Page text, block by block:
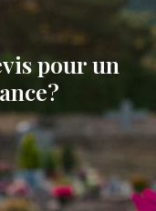
pour un